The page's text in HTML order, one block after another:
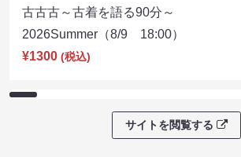
古古古～古着を語る90分～
2026Summer（8/9 18:00）
¥1300 (税込)
サイトを閲覧する